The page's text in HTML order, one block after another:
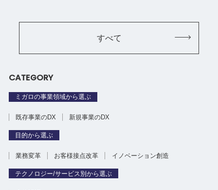
すべて
CATEGORY
ミガロの事業領域から選ぶ
既存事業のDX 新規事業のDX
目的から選ぶ
業務変革 お客様接点改革 イノベーション創造
テクノロジー/サービス別から選ぶ